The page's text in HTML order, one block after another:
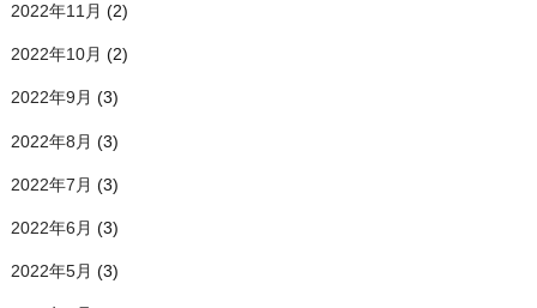
2022年11月 (2)
2022年10月 (2)
2022年9月 (3)
2022年8月 (3)
2022年7月 (3)
2022年6月 (3)
2022年5月 (3)